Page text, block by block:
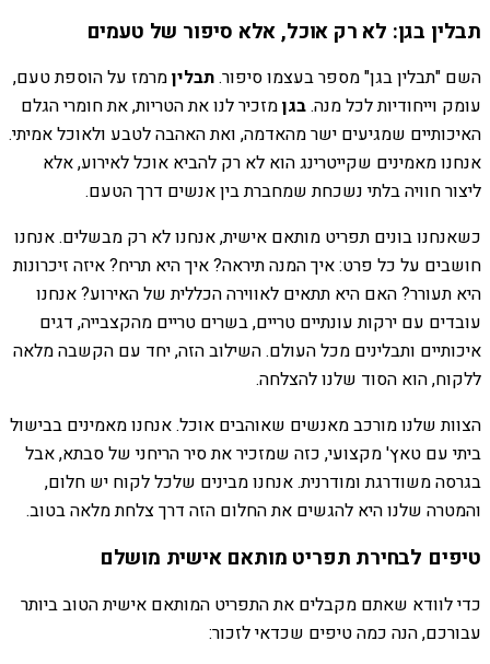
תבלין בגן: לא רק אוכל, אלא סיפור של טעמים
השם "תבלין בגן" מספר בעצמו סיפור.תבליןמרמז על הוספת טעם,
עומק וייחודיות לכל מנה.בגןמזכיר לנו את הטריות, את חומרי הגלם
האיכותיים שמגיעים ישר מהאדמה, ואת האהבה לטבע ולאוכל אמיתי.
אנחנו מאמינים שקייטרינג הוא לא רק להביא אוכל לאירוע, אלא
ליצור חוויה בלתי נשכחת שמחברת בין אנשים דרך הטעם.
כשאנחנו בונים תפריט מותאם אישית, אנחנו לא רק מבשלים. אנחנו
חושבים על כל פרט: איך המנה תיראה? איך היא תריח? איזה זיכרונות
היא תעורר? האם היא תתאים לאווירה הכללית של האירוע? אנחנו
עובדים עם ירקות עונתיים טריים, בשרים טריים מהקצבייה, דגים
איכותיים ותבלינים מכל העולם. השילוב הזה, יחד עם הקשבה מלאה
ללקוח, הוא הסוד שלנו להצלחה.
הצוות שלנו מורכב מאנשים שאוהבים אוכל. אנחנו מאמינים בבישול
ביתי עם טאץ' מקצועי, כזה שמזכיר את סיר הריחני של סבתא, אבל
בגרסה משודרגת ומודרנית. אנחנו מבינים שלכל לקוח יש חלום,
והמטרה שלנו היא להגשים את החלום הזה דרך צלחת מלאה בטוב.
טיפים לבחירת תפריט מותאם אישית מושלם
כדי לוודא שאתם מקבלים את התפריט המותאם אישית הטוב ביותר
עבורכם, הנה כמה טיפים שכדאי לזכור: